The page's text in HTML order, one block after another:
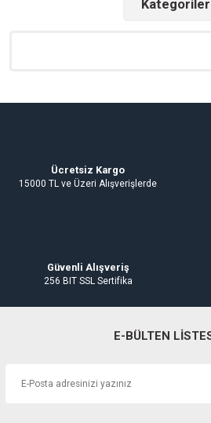
Ürün bilgilerinde hatalar bulunuyor.
Kategoriler
Ücretsiz Kargo
15000 TL ve Üzeri Alışverişlerde
Güvenli Alışveriş
256 BIT SSL Sertifika
E-BÜLTEN